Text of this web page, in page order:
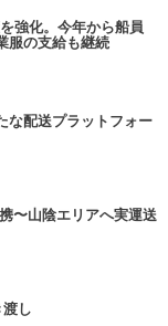
強化。今年から船員
服の支給も継続
な配送プラットフォー
〜山陰エリアへ実運送
し